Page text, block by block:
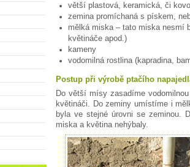
větší plastová, keramická, či
zemina promíchaná s pískem,
mělká miska – tato miska nesmí
květináče apod.)
kameny
vodomilná rostlina (kapradina,
Postup při výrobě ptačího
Do větší mísy zasadíme
květináči. Do zeminy umístíme i
byla ve stejné úrovni se zeminou.
miska a květina nehýbaly.